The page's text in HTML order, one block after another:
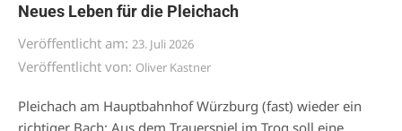
Neues Leben für die Pleichach
Veröffentlicht am: 23. Juli 2026
Veröffentlicht von: Oliver Kastner
Pleichach am Hauptbahnhof Würzburg (fast) wieder ein
richtiger Bach: Aus dem Trauerspiel im Trog soll eine